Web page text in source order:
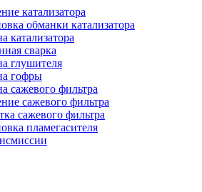
катализатора
обманки катализатора
катализатора
сварка
глушителя
гофры
сажевого фильтра
сажевого фильтра
сажевого фильтра
пламегасителя